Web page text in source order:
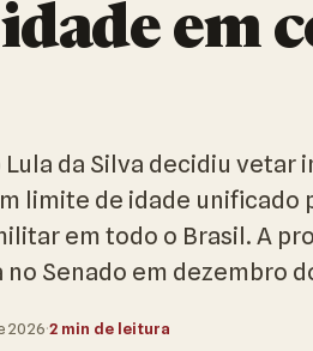
em
Lula da Silva decidiu
limite de idade unificado
em todo o Brasil. A
Senado em dezembro
2026·2 min de leitura